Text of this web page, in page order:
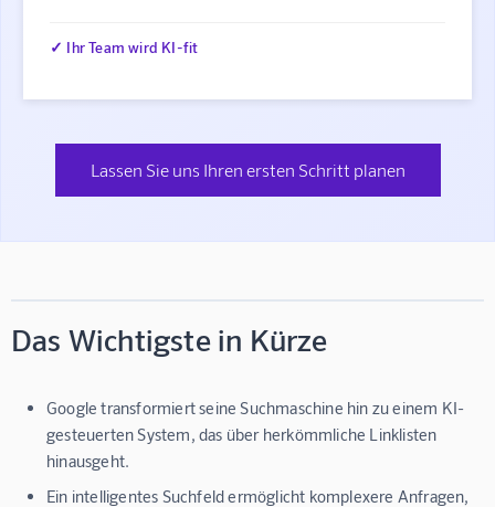
✓ Ihr Team wird KI-fit
Lassen Sie uns Ihren ersten Schritt planen
Das Wichtigste in Kürze
Google transformiert seine Suchmaschine hin zu einem KI-
gesteuerten System, das über herkömmliche Linklisten
hinausgeht.
Ein intelligentes Suchfeld ermöglicht komplexere Anfragen,